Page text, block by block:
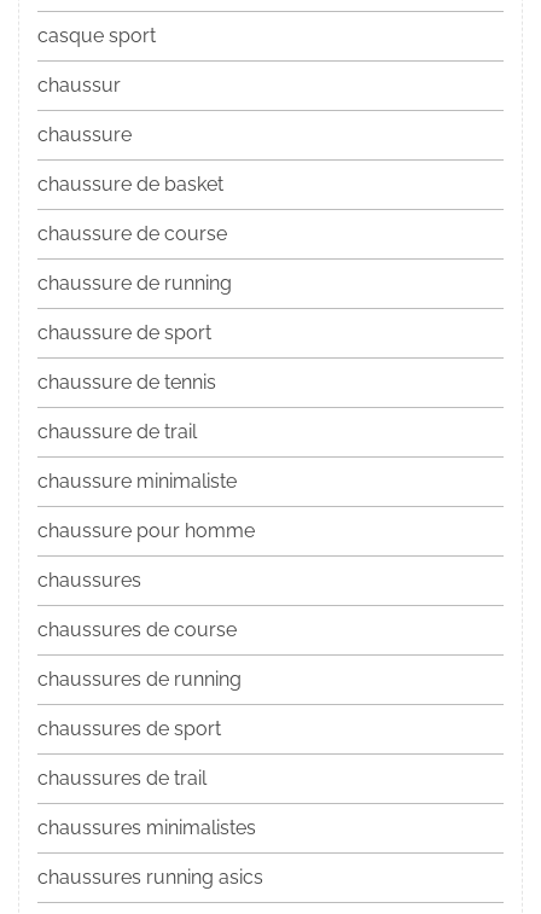
casque sport
chaussur
chaussure
chaussure de basket
chaussure de course
chaussure de running
chaussure de sport
chaussure de tennis
chaussure de trail
chaussure minimaliste
chaussure pour homme
chaussures
chaussures de course
chaussures de running
chaussures de sport
chaussures de trail
chaussures minimalistes
chaussures running asics